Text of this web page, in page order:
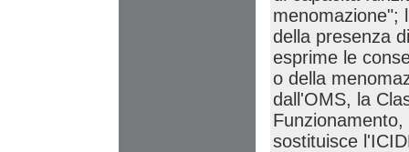
menomazione";
della presenza
esprime le
o della
dall'OMS, la
sostituisce